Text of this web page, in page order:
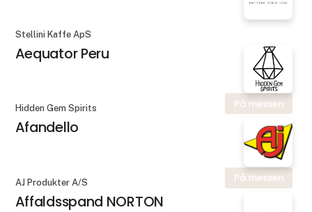
Stellini Kaffe ApS
Aequator Peru
På messen
Hidden Gem Spirits
Afandello
På messen
AJ Produkter A/S
Affaldsspand NORTON